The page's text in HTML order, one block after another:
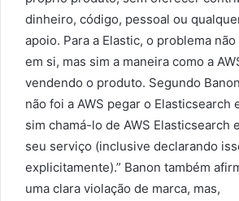
dinheiro, código, pessoal ou
apoio. Para a Elastic, o problema
em si, mas sim a maneira como a
vendendo o produto. Segundo
não foi a AWS pegar o Elasticsearch
sim chamá-lo de AWS Elasticsearch
seu serviço (inclusive declarando
explicitamente).” Banon também
uma clara violação de marca, mas,